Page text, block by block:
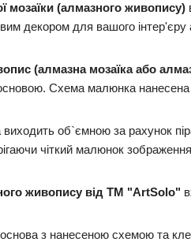
мозаїки (алмазного живопису)
декором для вашого інтер'єру
(алмазна мозаїка або
Схема малюнка
виходить об`ємною за рахунок
чіткий малюнок
живопису від ТМ "ArtSolo"
з нанесеною схемою та